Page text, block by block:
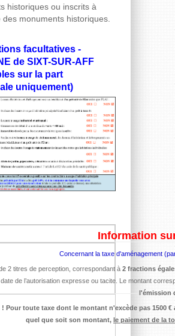
historiques ou inscrits à
des monuments historiques.
facultatives -
de SIXT-SUR-AFF
sur la part
uniquement)
Information
Concernant la taxe d'aménagement
2 titres de perception, correspondant à 2 fractions
de l’autorisation expresse ou tacite. Le montant
l'émission
Pour toute taxe dont le montant n'excède pas 1500
quel que soit son montant, le paiement de la